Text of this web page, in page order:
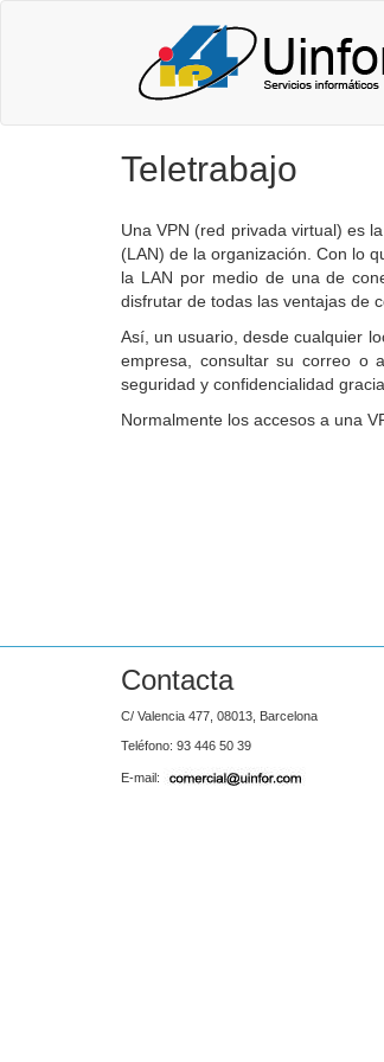
Teletrabajo
Una VPN (red privada virtual) es
(LAN) de la organización. Con lo
la LAN por medio de una de
disfrutar de todas las ventajas de
Así, un usuario, desde cualquier
empresa, consultar su correo o
seguridad y confidencialidad
Normalmente los accesos a una
Contacta
C/ Valencia 477, 08013, Barcelona
Teléfono: 93 446 50 39
E-mail: